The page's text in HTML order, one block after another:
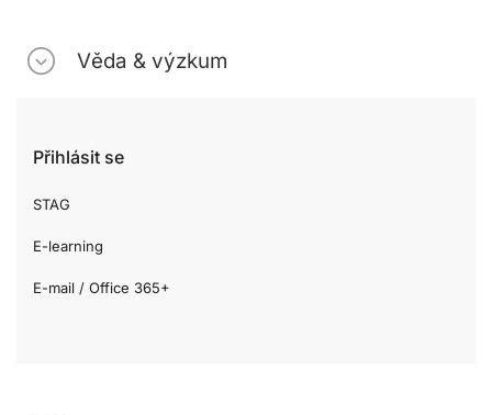
Věda & výzkum
Přihlásit se
STAG
E-learning
E-mail / Office 365+